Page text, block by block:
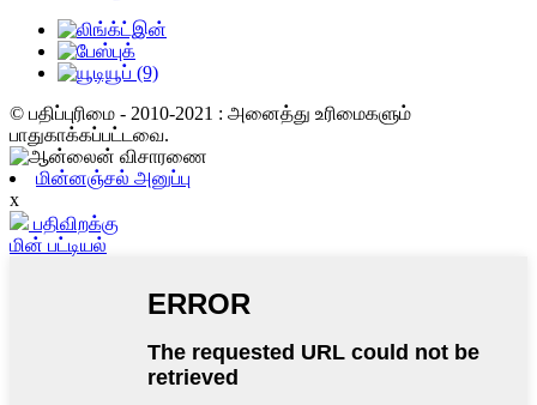
© பதிப்புரிமை - 2010-2021 : அனைத்து உரிமைகளும்
பாதுகாக்கப்பட்டவை.
மின்னஞ்சல் அனுப்பு
x
பதிவிறக்கு
மின் பட்டியல்